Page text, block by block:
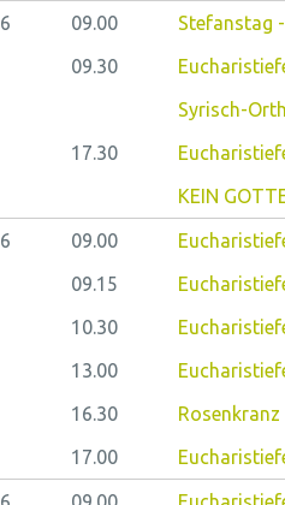
09.00
Stefanstag
09.30
Syrisch-
17.30
KEIN
09.00
09.15
10.30
13.00
16.30
17.00